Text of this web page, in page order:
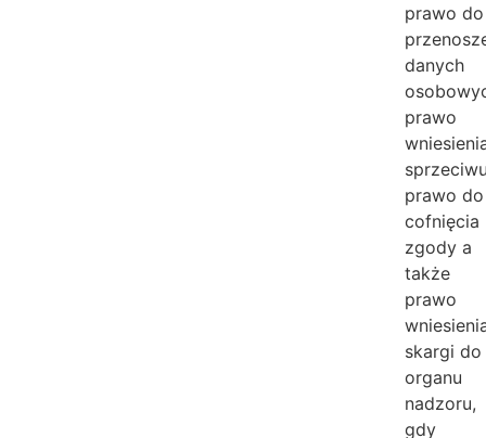
prawo do
danych
prawo
prawo do
cofnięcia
zgody a
także
prawo
skargi do
organu
nadzoru,
gdy